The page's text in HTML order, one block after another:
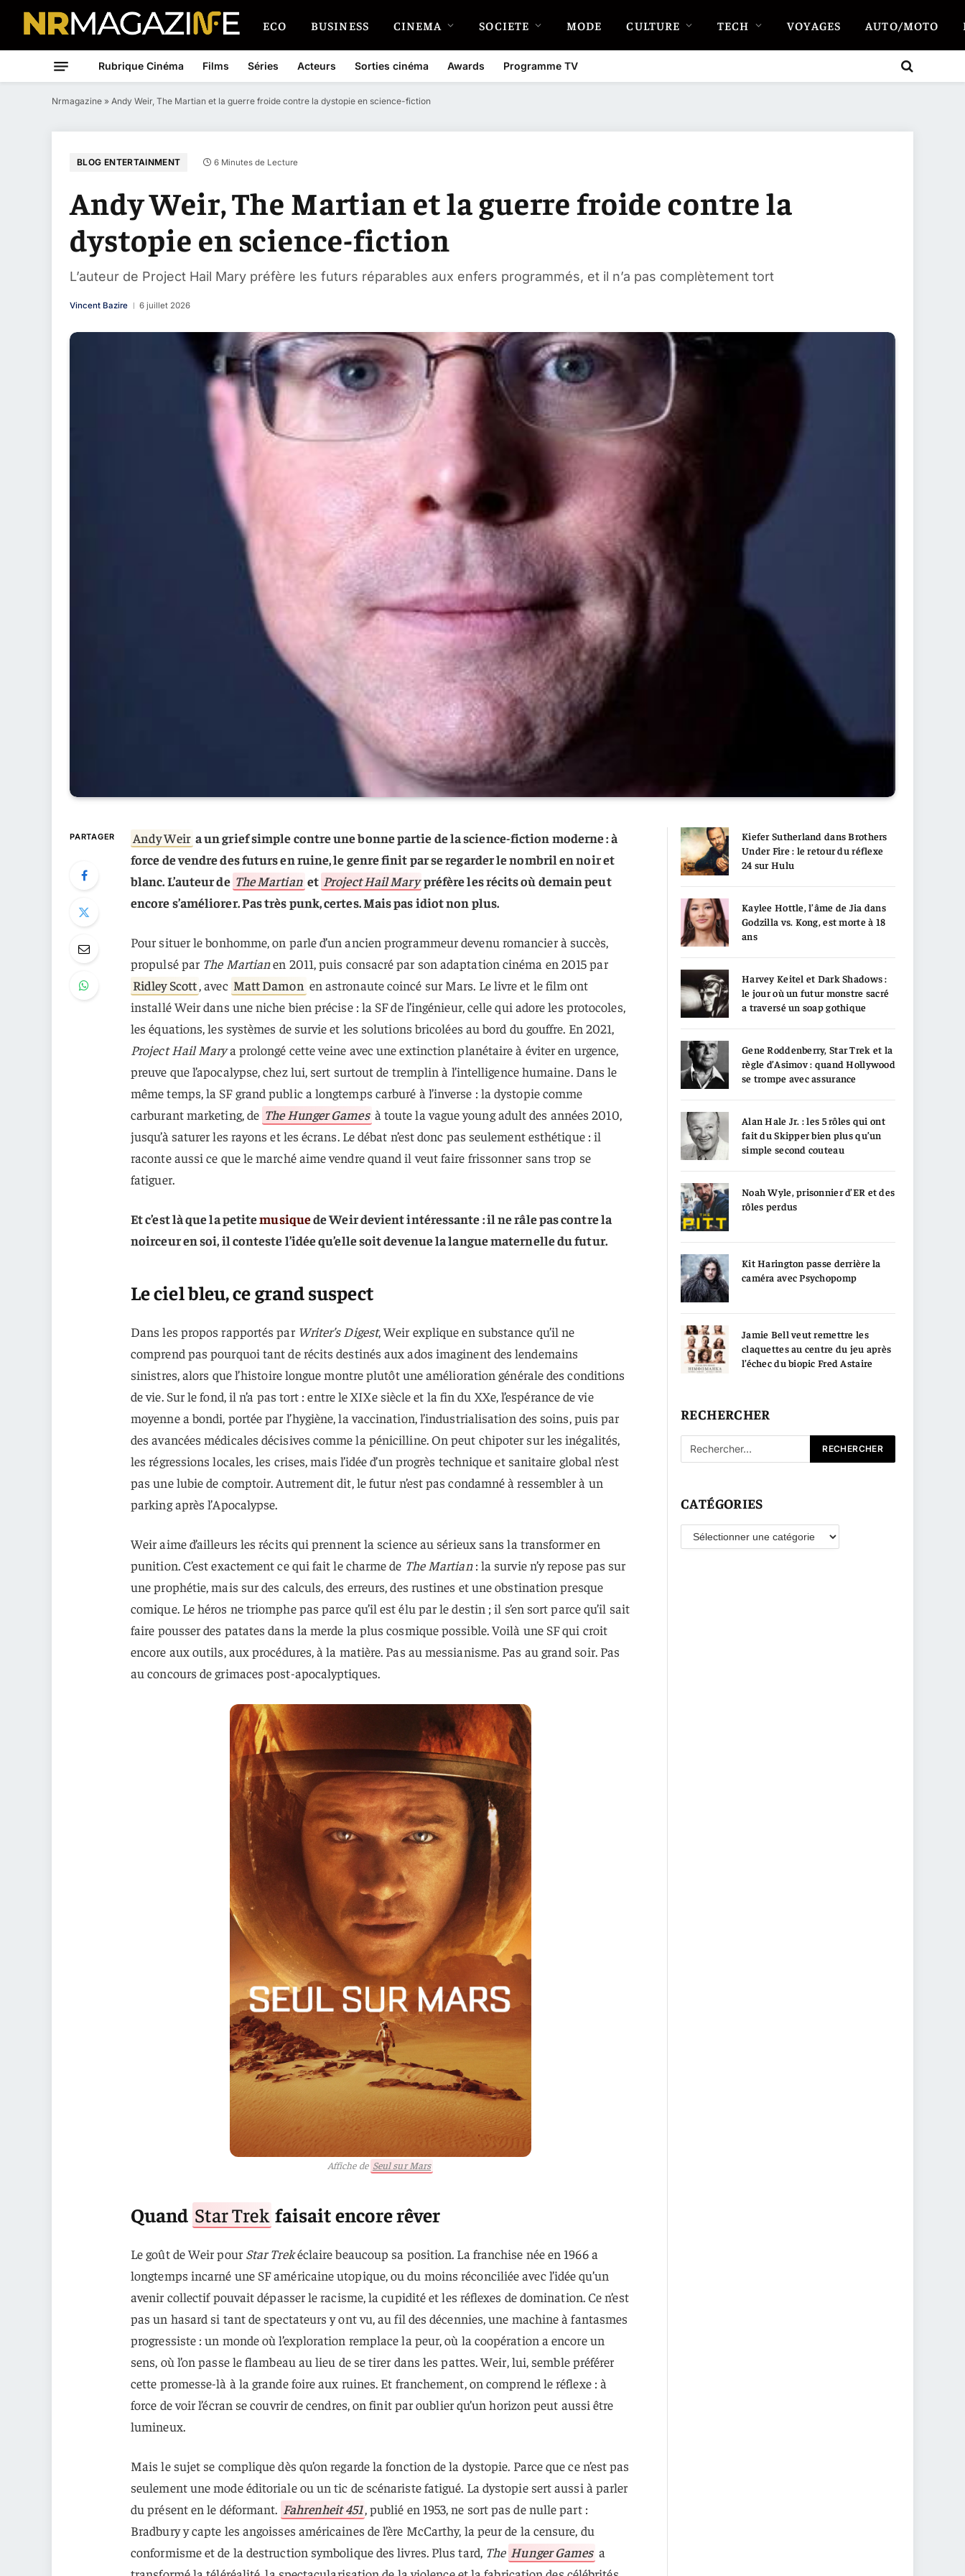
ECO BUSINESS CINEMA SOCIETE MODE CULTURE TECH VOYAGES AUTO/MOTO
Rubrique Cinéma Films Séries Acteurs Sorties cinéma Awards Programme TV
Nrmagazine » Andy Weir, The Martian et la guerre froide contre la dystopie en science-fiction
BLOG ENTERTAINMENT 6 Minutes de Lecture
Andy Weir, The Martian et la guerre froide contre la
dystopie en science-fiction
L’auteur de Project Hail Mary préfère les futurs réparables aux enfers programmés, et il n’a pas complètement tort
Vincent Bazire 6 juillet 2026
PARTAGER Andy Weir a un grief simple contre une bonne partie de la science-fiction moderne : à
force de vendre des futurs en ruine, le genre finit par se regarder le nombril en noir et
blanc. L’auteur de The Martian et Project Hail Marypréfère les récits où demain peut
encore s’améliorer. Pas très punk, certes. Mais pas idiot non plus.
Pour situer le bonhomme, on parle d’un ancien programmeur devenu romancier à succès,
propulsé par The Martianen 2011, puis consacré par son adaptation cinéma en 2015 par
Ridley Scott, avec Matt Damon en astronaute coincé sur Mars. Le livre et le film ont
installé Weir dans une niche bien précise : la SF de l’ingénieur, celle qui adore les protocoles,
les équations, les systèmes de survie et les solutions bricolées au bord du gouffre. En 2021,
Project Hail Marya prolongé cette veine avec une extinction planétaire à éviter en urgence,
preuve que l’apocalypse, chez lui, sert surtout de tremplin à l’intelligence humaine. Dans le
même temps, la SF grand public a longtemps carburé à l’inverse : la dystopie comme
carburant marketing, de The Hunger Games à toute la vague young adult des années 2010,
jusqu’à saturer les rayons et les écrans. Le débat n’est donc pas seulement esthétique : il
raconte aussi ce que le marché aime vendre quand il veut faire frissonner sans trop se
fatiguer.
Et c’est là que la petitemusiquede Weir devient intéressante : il ne râle pas contre la
noirceur en soi, il conteste l’idée qu’elle soit devenue la langue maternelle du futur.
Le ciel bleu, ce grand suspect
Dans les propos rapportés par Writer’s Digest, Weir explique en substance qu’il ne
comprend pas pourquoi tant de récits destinés aux ados imaginent des lendemains
sinistres, alors que l’histoire longue montre plutôt une amélioration générale des conditions
de vie. Sur le fond, il n’a pas tort : entre le XIXe siècle et la fin du XXe, l’espérance de vie
moyenne a bondi, portée par l’hygiène, la vaccination, l’industrialisation des soins, puis par
des avancées médicales décisives comme la pénicilline. On peut chipoter sur les inégalités,
les régressions locales, les crises, mais l’idée d’un progrès technique et sanitaire global n’est
pas une lubie de comptoir. Autrement dit, le futur n’est pas condamné à ressembler à un
parking après l’Apocalypse.
Weir aime d’ailleurs les récits qui prennent la science au sérieux sans la transformer en
punition. C’est exactement ce qui fait le charme de The Martian: la survie n’y repose pas sur
une prophétie, mais sur des calculs, des erreurs, des rustines et une obstination presque
comique. Le héros ne triomphe pas parce qu’il est élu par le destin ; il s’en sort parce qu’il sait
faire pousser des patates dans la merde la plus cosmique possible. Voilà une SF qui croit
encore aux outils, aux procédures, à la matière. Pas au messianisme. Pas au grand soir. Pas
au concours de grimaces post-apocalyptiques.
Affiche de Seul sur Mars
Quand Star Trek faisait encore rêver
Le goût de Weir pour Star Trekéclaire beaucoup sa position. La franchise née en 1966 a
longtemps incarné une SF américaine utopique, ou du moins réconciliée avec l’idée qu’un
avenir collectif pouvait dépasser le racisme, la cupidité et les réflexes de domination. Ce n’est
pas un hasard si tant de spectateurs y ont vu, au fil des décennies, une machine à fantasmes
progressiste : un monde où l’exploration remplace la peur, où la coopération a encore un
sens, où l’on passe le flambeau au lieu de se tirer dans les pattes. Weir, lui, semble préférer
cette promesse-là à la grande foire aux ruines. Et franchement, on comprend le réflexe : à
force de voir l’écran se couvrir de cendres, on finit par oublier qu’un horizon peut aussi être
lumineux.
Mais le sujet se complique dès qu’on regarde la fonction de la dystopie. Parce que ce n’est pas
seulement une mode éditoriale ou un tic de scénariste fatigué. La dystopie sert aussi à parler
du présent en le déformant. Fahrenheit 451, publié en 1953, ne sort pas de nulle part :
Bradbury y capte les angoisses américaines de l’ère McCarthy, la peur de la censure, du
conformisme et de la destruction symbolique des livres. Plus tard, The Hunger Games a
Kiefer Sutherland dans Brothers
Under Fire : le retour du réflexe
24 sur Hulu
Kaylee Hottle, l’âme de Jia dans
Godzilla vs. Kong, est morte à 18
ans
Harvey Keitel et Dark Shadows :
le jour où un futur monstre sacré
a traversé un soap gothique
Gene Roddenberry, Star Trek et la
règle d’Asimov : quand Hollywood
se trompe avec assurance
Alan Hale Jr. : les 5 rôles qui ont
fait du Skipper bien plus qu’un
simple second couteau
Noah Wyle, prisonnier d’ER et des
rôles perdus
Kit Harington passe derrière la
caméra avec Psychopomp
Jamie Bell veut remettre les
claquettes au centre du jeu après
l’échec du biopic Fred Astaire
RECHERCHER
CATÉGORIES
Catégories